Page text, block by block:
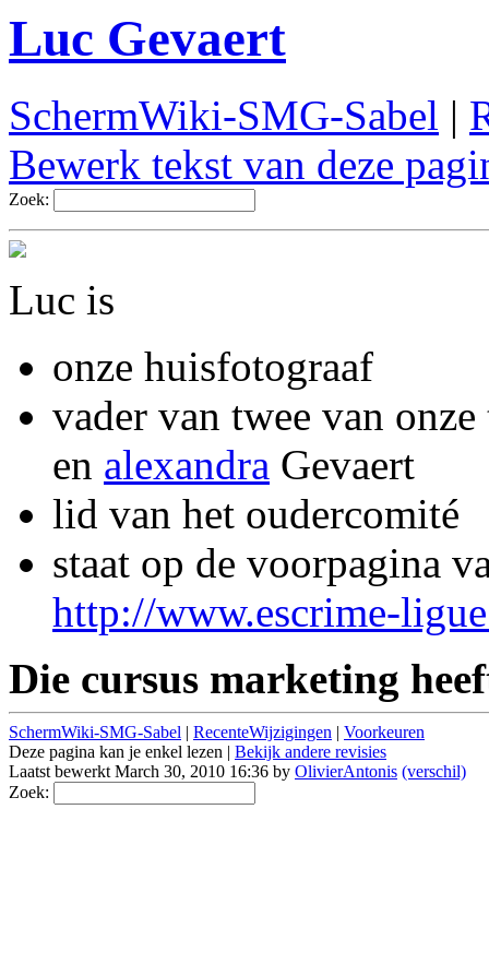
Luc Gevaert
SchermWiki-SMG-Sabel |
Bewerk tekst van deze
Zoek:
Luc is
onze huisfotograaf
vader van twee van
en alexandra Gevaert
lid van het oudercomité
staat op de voorpagina
http://www.escrime-
Die cursus marketing
SchermWiki-SMG-Sabel | RecenteWijzigingen | Voorkeuren
Deze pagina kan je enkel lezen | Bekijk andere revisies
Laatst bewerkt March 30, 2010 16:36 by OlivierAntonis (verschil)
Zoek: